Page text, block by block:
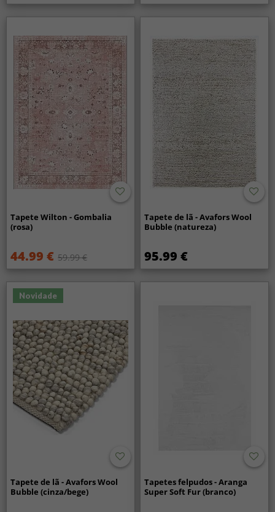
Tapete Wilton - Gombalia
(rosa)
44.99 € 59.99 €
Tapete de lã - Avafors Wool
Bubble (natureza)
95.99 €
Novidade
Tapete de lã - Avafors Wool
Bubble (cinza/bege)
Tapetes felpudos - Aranga
Super Soft Fur (branco)